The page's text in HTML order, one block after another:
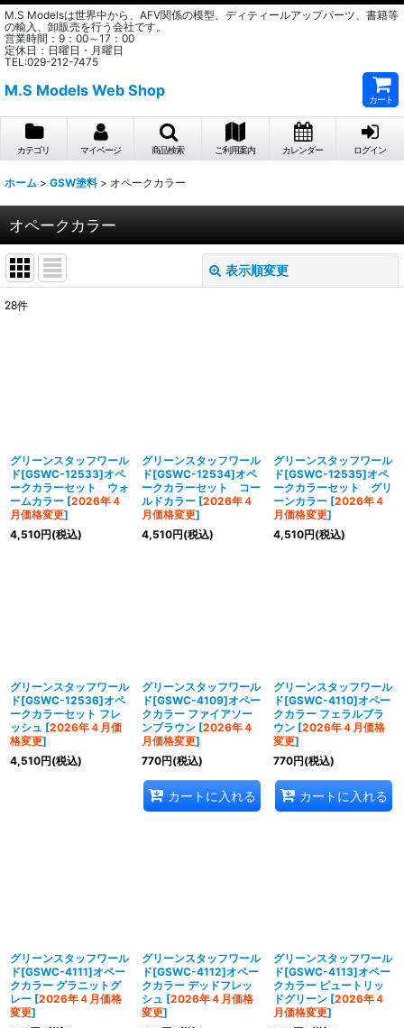
M.S Modelsは世界中から、AFV関係の模型、ディティールアップパーツ、書籍等
の輸入、卸販売を行う会社です。
営業時間：9：00～17：00
定休日：日曜日・月曜日
TEL:029-212-7475
M.S Models Web Shop
カート
カテゴリ マイページ 商品検索 ご利用案内 カレンダー ログイン
ホーム > GSW塗料 > オペークカラー
オペークカラー
表示順変更
絞り込む
28件
グリーンスタッフワール
ド[GSWC-12533]オペ
ークカラーセット ウォ
ームカラー [2026年４
月価格変更]
4,510円(税込)
グリーンスタッフワール
ド[GSWC-12534]オペ
ークカラーセット コー
ルドカラー [2026年４
月価格変更]
4,510円(税込)
グリーンスタッフワール
ド[GSWC-12535]オペ
ークカラーセット グリ
ーンカラー [2026年４
月価格変更]
4,510円(税込)
グリーンスタッフワール
ド[GSWC-12536]オペ
ークカラーセット フレ
ッシュ [2026年４月価
格変更]
4,510円(税込)
グリーンスタッフワール
ド[GSWC-4109]オペー
クカラー ファイアソー
ンブラウン [2026年４
月価格変更]
770円(税込)
カートに入れる
グリーンスタッフワール
ド[GSWC-4110]オペー
クカラー フェラルブラ
ウン [2026年４月価格
変更]
770円(税込)
カートに入れる
グリーンスタッフワール
ド[GSWC-4111]オペー
クカラー グラニットグ
レー [2026年４月価格
変更]
グリーンスタッフワール
ド[GSWC-4112]オペー
クカラー デッドフレッ
シュ [2026年４月価格
変更]
グリーンスタッフワール
ド[GSWC-4113]オペー
クカラー ピュートリッ
ドグリーン [2026年４
月価格変更]